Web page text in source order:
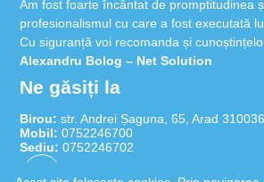
Am fost foarte încântat de promptitudinea
profesionalismul cu care a fost executată
Cu siguranță voi recomanda și
Alexandru Bolog – Net Solution
În realizarea lucrărilor la sediul firmei
punctualitatea de care au dat dovadă.
Seculici Gheorghe – Proiect SA
Ne găsiți la
Birou:str. Andrei Șaguna, 65, Arad 310036
Mobil:0752246700
Sediu:0752246702